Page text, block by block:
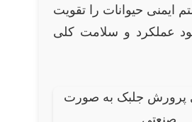
ایمنی حیوانات را تقویت
عملکرد و سلامت کلی